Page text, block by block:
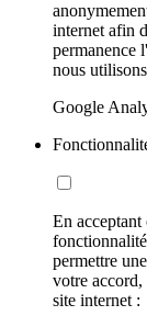
internet afin
permanence
nous
Google
En
permettre
votre accord,
site internet :